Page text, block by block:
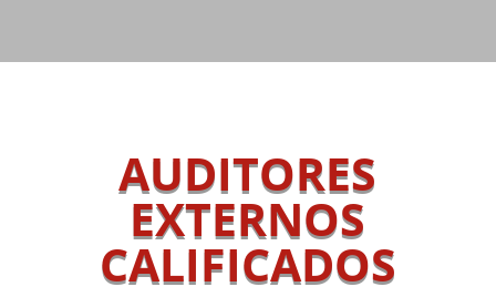
AUDITORES
EXTERNOS
CALIFICADOS